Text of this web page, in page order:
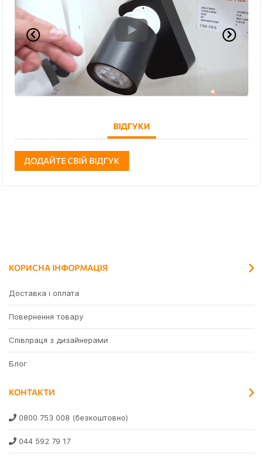
ВІДГУКИ
ДОДАЙТЕ СВІЙ ВІДГУК
КОРИСНА ІНФОРМАЦІЯ
Доставка і оплата
Повернення товару
Співпраця з дизайнерами
Блог
КОНТАКТИ
0800 753 008 (безкоштовно)
044 592 79 17